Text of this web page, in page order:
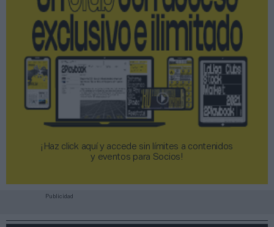
¡Haz click aquí y accede sin límites a contenidos
y eventos para Socios!​​​​​​​
Publicidad